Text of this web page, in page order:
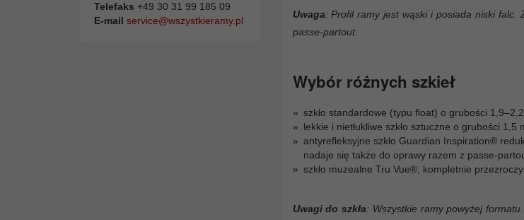
Telefaks +49 30 31 99 185 09
E-mail service@wszystkieramy.pl
Uwaga: Profil ramy jest wąski i posiada niski
passe-partout.
Wybór różnych szkieł
szkło standardowe (typu float) o grubości
lekkie i nietłukliwe szkło sztuczne o grubości
antyrefleksyjne szkło Guardian Inspiration®
nadaje się także do oprawy razem z passe-
szkło muzealne Tru Vue®, kompletnie
Uwagi do szkła: Wszystkie ramy powyżej